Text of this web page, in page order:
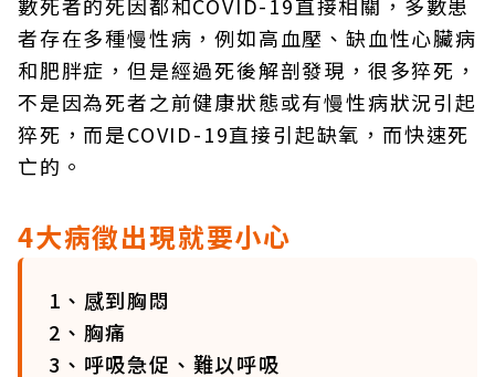
者存在多種慢性病，例如高血壓、缺血性心臟病
和肥胖症，但是經過死後解剖發現，很多猝死，
不是因為死者之前健康狀態或有慢性病狀況引起
猝死，而是COVID-19直接引起缺氧，而快速死
亡的。
4大病徵出現就要小心
1、感到胸悶
2、胸痛
3、呼吸急促、難以呼吸